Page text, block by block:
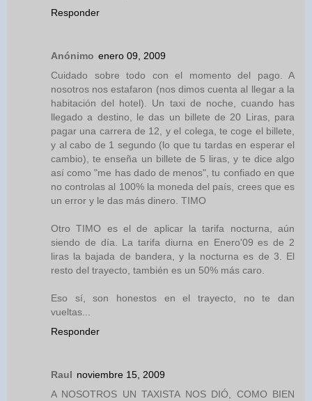
Responder
Anónimo enero 09, 2009
Cuidado sobre todo con el momento del pago. A
nosotros nos estafaron (nos dimos cuenta al llegar a la
habitación del hotel). Un taxi de noche, cuando has
llegado a destino, le das un billete de 20 Liras, para
pagar una carrera de 12, y el colega, te coge el billete,
y al cabo de 1 segundo (lo que tu tardas en esperar el
cambio), te enseña un billete de 5 liras, y te dice algo
así como "me has dado de menos", tu confiado en que
no controlas al 100% la moneda del país, crees que es
un error y le das más dinero. TIMO
Otro TIMO es el de aplicar la tarifa nocturna, aún
siendo de día. La tarifa diurna en Enero'09 es de 2
liras la bajada de bandera, y la nocturna es de 3. El
resto del trayecto, también es un 50% más caro.
Eso sí, son honestos en el trayecto, no te dan
vueltas...
Responder
Raul noviembre 15, 2009
A NOSOTROS UN TAXISTA NOS DIÓ, COMO BIEN